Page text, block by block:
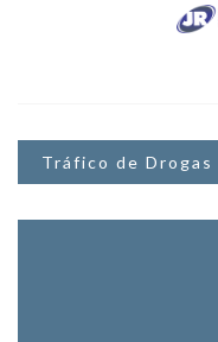
Tráfico de Drogas